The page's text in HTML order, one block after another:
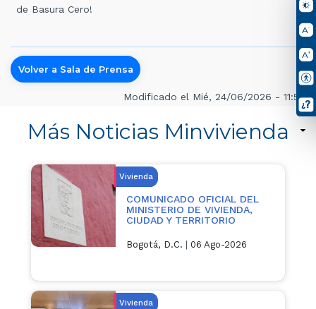
de Basura Cero!
Volver a Sala de Prensa
Modificado el Mié, 24/06/2026 - 11:50
Más Noticias Minvivienda
Vivienda
COMUNICADO OFICIAL DEL
MINISTERIO DE VIVIENDA,
CIUDAD Y TERRITORIO
Bogotá, D.C. 06 Ago-2026
Vivienda